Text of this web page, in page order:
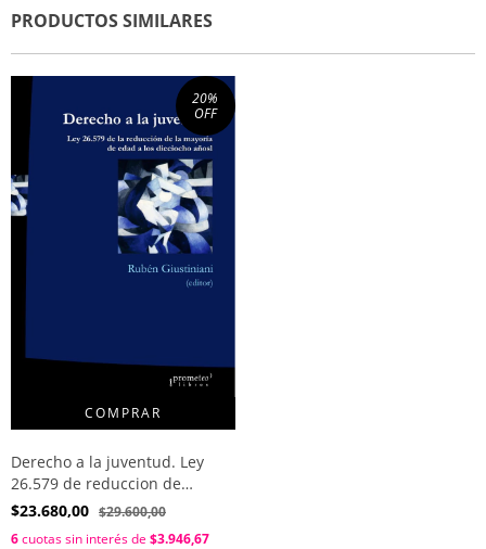
PRODUCTOS SIMILARES
20%
OFF
Derecho a la juventud. Ley
26.579 de reduccion de
mayoria de edad a los 18 años
$23.680,00 $29.600,00
6cuotas sin interés de $3.946,67